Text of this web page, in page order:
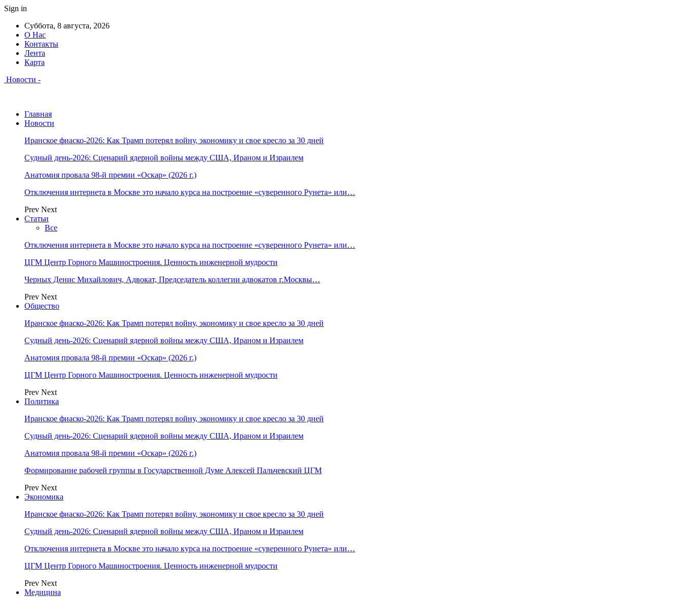
Sign in
Суббота, 8 августа, 2026
О Нас
Контакты
Лента
Карта
Новости -
Главная
Новости
Иранское фиаско-2026: Как Трамп потерял войну, экономику и свое кресло за 30 дней
Судный день-2026: Сценарий ядерной войны между США, Ираном и Израилем
Анатомия провала 98-й премии «Оскар» (2026 г.)
Отключения интернета в Москве это начало курса на построение «суверенного Рунета» или…
Prev Next
Статьи
Все
Отключения интернета в Москве это начало курса на построение «суверенного Рунета» или…
ЦГМ Центр Горного Машиностроения. Ценность инженерной мудрости
Черных Денис Михайлович, Адвокат, Председатель коллегии адвокатов г.Москвы…
Prev Next
Общество
Иранское фиаско-2026: Как Трамп потерял войну, экономику и свое кресло за 30 дней
Судный день-2026: Сценарий ядерной войны между США, Ираном и Израилем
Анатомия провала 98-й премии «Оскар» (2026 г.)
ЦГМ Центр Горного Машиностроения. Ценность инженерной мудрости
Prev Next
Политика
Иранское фиаско-2026: Как Трамп потерял войну, экономику и свое кресло за 30 дней
Судный день-2026: Сценарий ядерной войны между США, Ираном и Израилем
Анатомия провала 98-й премии «Оскар» (2026 г.)
Формирование рабочей группы в Государственной Думе Алексей Пальчевский ЦГМ
Prev Next
Экономика
Иранское фиаско-2026: Как Трамп потерял войну, экономику и свое кресло за 30 дней
Судный день-2026: Сценарий ядерной войны между США, Ираном и Израилем
Отключения интернета в Москве это начало курса на построение «суверенного Рунета» или…
ЦГМ Центр Горного Машиностроения. Ценность инженерной мудрости
Prev Next
Медицина